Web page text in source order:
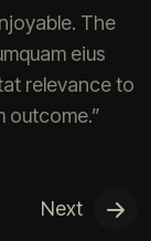
The
eius
relevance to
outcome.”
Next